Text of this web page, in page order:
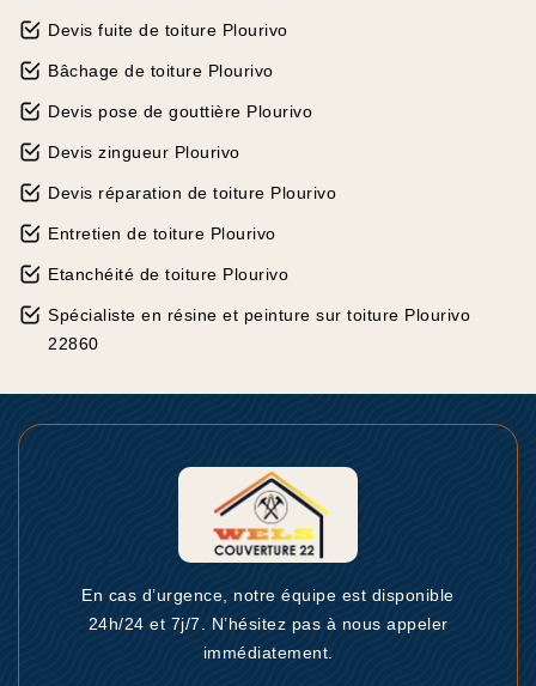
Devis fuite de toiture Plourivo
Bâchage de toiture Plourivo
Devis pose de gouttière Plourivo
Devis zingueur Plourivo
Devis réparation de toiture Plourivo
Entretien de toiture Plourivo
Etanchéité de toiture Plourivo
Spécialiste en résine et peinture sur toiture Plourivo
22860
En cas d’urgence, notre équipe est disponible
24h/24 et 7j/7. N’hésitez pas à nous appeler
immédiatement.